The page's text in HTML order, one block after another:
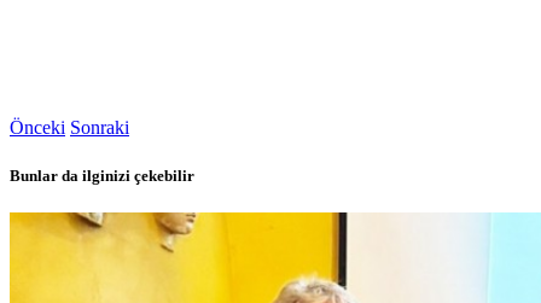
Önceki Sonraki
Bunlar da ilginizi çekebilir